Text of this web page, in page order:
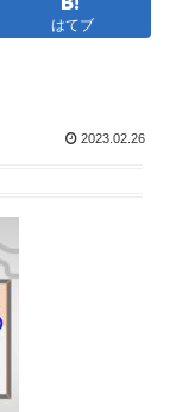
はてブ
2023.02.26